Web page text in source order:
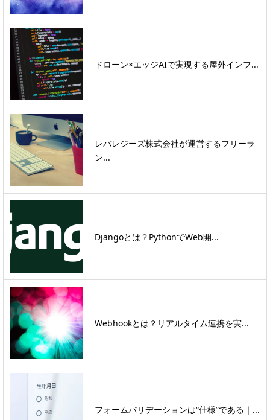
ドローン×エッジAIで実現する屋外インフ...
レバレジーズ株式会社が運営するフリーラ
ン...
Djangoとは？PythonでWeb開...
Webhookとは？リアルタイム連携を実...
フォームバリデーションは“仕様”である｜...